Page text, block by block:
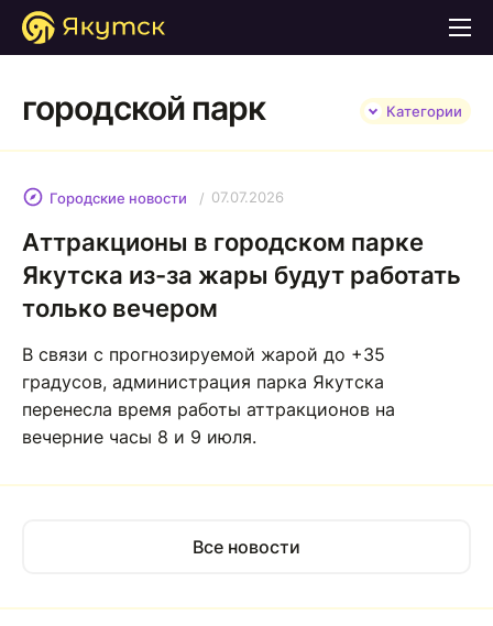
городской парк Категории
Городские новости 07.07.2026
Аттракционы в городском парке
Якутска из-за жары будут работать
только вечером
В связи с прогнозируемой жарой до +35
градусов, администрация парка Якутска
перенесла время работы аттракционов на
вечерние часы 8 и 9 июля.
Все новости